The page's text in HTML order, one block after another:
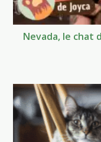
Nevada, le chat